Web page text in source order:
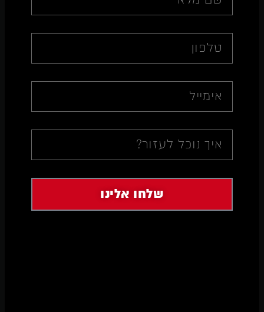
שלחו אלינו